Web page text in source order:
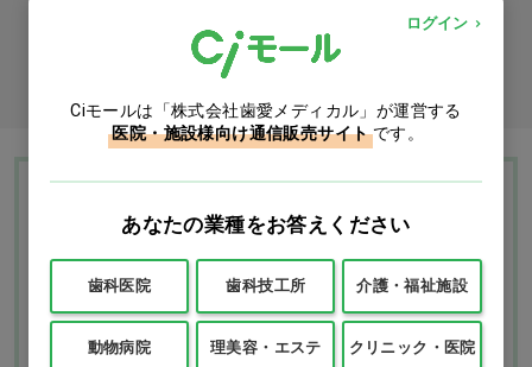
商品コード入力でクイックオーダー
プ
お支払いについて 送料について
ログイン
Ciモールは「株式会社歯愛メディカル」が運営する
医院・施設様向け通信販売サイト です。
あなたの業種をお答えください
歯科医院 歯科技工所 介護・福祉施設
動物病院 理美容・エステ クリニック・医院